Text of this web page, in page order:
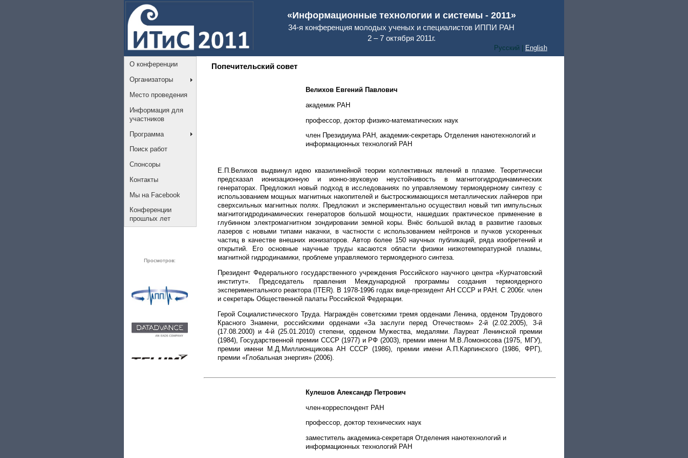
«Информационные технологии и системы - 2011»
34-я конференция молодых ученых и специалистов ИППИ РАН
2 – 7 октября 2011г.
Русский | English
О конференции
Организаторы
Место проведения
Информация для
участников
Программа
Поиск работ
Спонсоры
Контакты
Мы на Facebook
Конференции
прошлых лет
Просмотров:
Попечительский совет
Велихов Евгений Павлович
академик РАН
профессор, доктор физико-математических наук
член Президиума РАН, академик-секретарь Отделения нанотехнологий и
информационных технологий РАН
Е.П.Велихов выдвинул идею квазилинейной теории коллективных явлений в плазме. Теоретически
предсказал ионизационную и ионно-звуковую неустойчивость в магнитогидродинамических
генераторах. Предложил новый подход в исследованиях по управляемому термоядерному синтезу с
использованием мощных магнитных накопителей и быстросжимающихся металлических лайнеров при
сверхсильных магнитных полях. Предложил и экспериментально осуществил новый тип импульсных
магнитогидродинамических генераторов большой мощности, нашедших практическое применение в
глубинном электромагнитном зондировании земной коры. Внёс большой вклад в развитие газовых
лазеров с новыми типами накачки, в частности с использованием нейтронов и пучков ускоренных
частиц в качестве внешних ионизаторов. Автор более 150 научных публикаций, ряда изобретений и
открытий. Его основные научные труды касаются области физики низкотемпературной плазмы,
магнитной гидродинамики, проблеме управляемого термоядерного синтеза.
Президент Федерального государственного учреждения Российского научного центра «Курчатовский
институт». Председатель правления Международной программы создания термоядерного
экспериментального реактора (ITER). В 1978-1996 годах вице-президент АН СССР и РАН. С 2006г. член
и секретарь Общественной палаты Российской Федерации.
Герой Социалистического Труда. Награждён советскими тремя орденами Ленина, орденом Трудового
Красного Знамени, российскими орденами «За заслуги перед Отечеством» 2-й (2.02.2005), 3-й
(17.08.2000) и 4-й (25.01.2010) степени, орденом Мужества, медалями. Лауреат Ленинской премии
(1984), Государственной премии СССР (1977) и РФ (2003), премии имени М.В.Ломоносова (1975, МГУ),
премии имени М.Д.Миллионщикова АН СССР (1986), премии имени А.П.Карпинского (1986, ФРГ),
премии «Глобальная энергия» (2006).
Кулешов Александр Петрович
член-корреспондент РАН
профессор, доктор технических наук
заместитель академика-секретаря Отделения нанотехнологий и
информационных технологий РАН